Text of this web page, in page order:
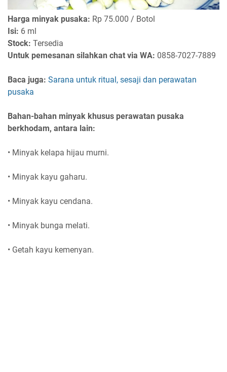
Harga minyak pusaka: Rp 75.000 / Botol
Isi: 6 ml
Stock: Tersedia
Untuk pemesanan silahkan chat via WA: 0858-7027-7889
Baca juga: Sarana untuk ritual, sesaji dan perawatan
pusaka
Bahan-bahan minyak khusus perawatan pusaka
berkhodam, antara lain:
• Minyak kelapa hijau murni.
• Minyak kayu gaharu.
• Minyak kayu cendana.
• Minyak bunga melati.
• Getah kayu kemenyan.